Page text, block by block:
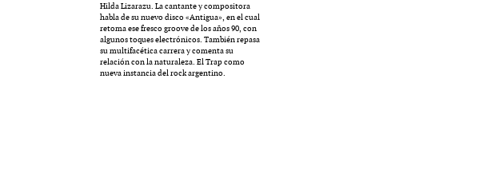
Hilda Lizarazu. La cantante y compositora
habla de su nuevo disco «Antigua», en el cual
retoma ese fresco groove de los años 90, con
algunos toques electrónicos. También repasa
su multifacética carrera y comenta su
relación con la naturaleza. El Trap como
nueva instancia del rock argentino.
MULTIMEDIA